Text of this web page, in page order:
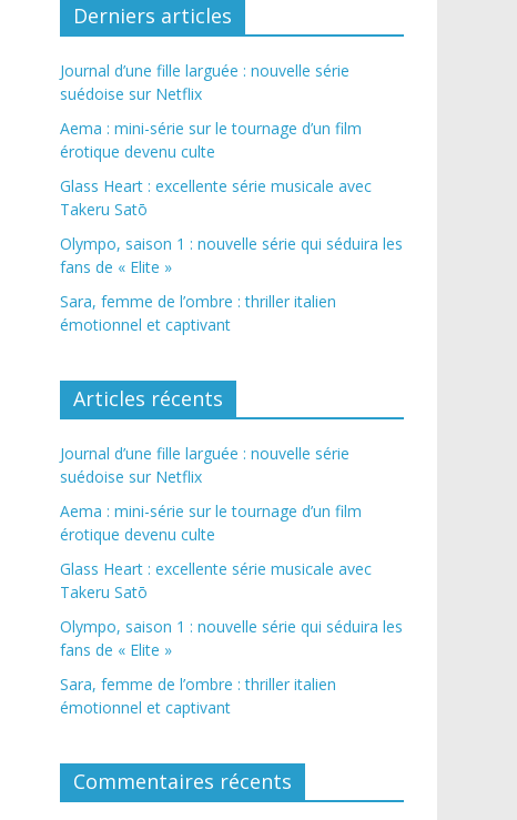
Derniers articles
Journal d’une fille larguée : nouvelle série
suédoise sur Netflix
Aema : mini-série sur le tournage d’un film
érotique devenu culte
Glass Heart : excellente série musicale avec
Takeru Satō
Olympo, saison 1 : nouvelle série qui séduira les
fans de « Elite »
Sara, femme de l’ombre : thriller italien
émotionnel et captivant
Articles récents
Journal d’une fille larguée : nouvelle série
suédoise sur Netflix
Aema : mini-série sur le tournage d’un film
érotique devenu culte
Glass Heart : excellente série musicale avec
Takeru Satō
Olympo, saison 1 : nouvelle série qui séduira les
fans de « Elite »
Sara, femme de l’ombre : thriller italien
émotionnel et captivant
Commentaires récents